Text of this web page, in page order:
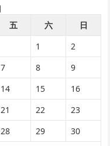
五 六
日
1
2
7 8
9
14 15
16
21 22
23
28 29
30